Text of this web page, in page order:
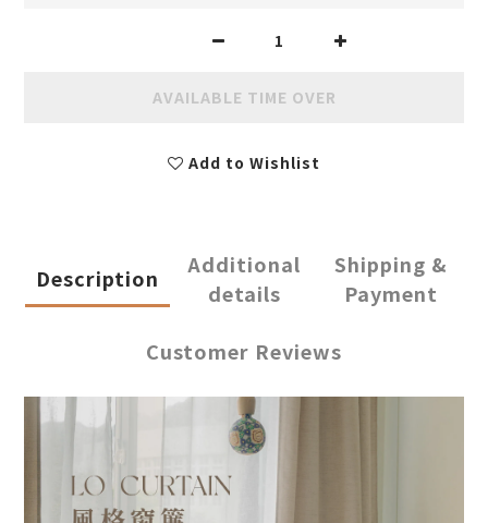
AVAILABLE TIME OVER
Add to Wishlist
Description
Additional
details
Shipping &
Payment
Customer Reviews